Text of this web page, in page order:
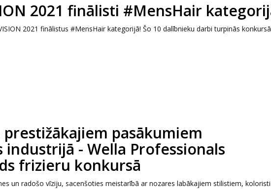
2021 finālisti #MensHair
2021 finālistus #MensHair kategorijā! Šo 10 dalībnieku darbi turpinās konkursā
pasākumiem
industrijā - Wella Professionals
frizieru konkursā
un radošo vīziju, sacenšoties meistarībā ar nozares labākajiem stilistiem,